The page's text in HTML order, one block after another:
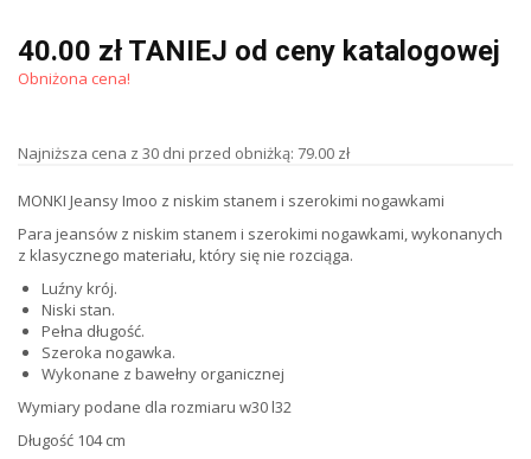
40.00 zł TANIEJ od ceny katalogowej
Obniżona cena!
Najniższa cena z 30 dni przed obniżką: 79.00 zł
MONKI Jeansy Imoo z niskim stanem i szerokimi nogawkami
Para jeansów z niskim stanem i szerokimi nogawkami, wykonanych
z klasycznego materiału, który się nie rozciąga.
Luźny krój.
Niski stan.
Pełna długość.
Szeroka nogawka.
Wykonane z bawełny organicznej
Wymiary podane dla rozmiaru w30 l32
Długość 104 cm